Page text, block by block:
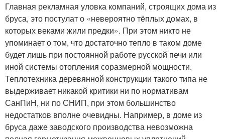
Главная рекламная уловка компаний, строящих дома из
бруса, это постулат о «невероятно тёплых домах, в
которых веками жили предки». При этом никто не
упоминает о том, что достаточно тепло в таком доме
будет лишь при постоянной работе русской печи или
иной системы отопления соразмерной мощности.
Теплотехника деревянной конструкции такого типа не
выдерживает никакой критики ни по нормативам
СанПиН, ни по СНИП, при этом большинство
недостатков вполне очевидны. Например, в доме из
бруса даже заводского производства невозможна